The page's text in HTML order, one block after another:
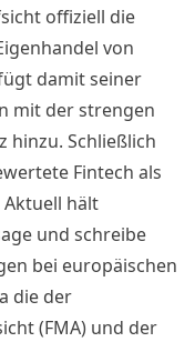
offiziell die
von
damit seiner
mit der strengen
hinzu. Schließlich
Fintech als
hält
und schreibe
bei europäischen
die der
(FMA) und der